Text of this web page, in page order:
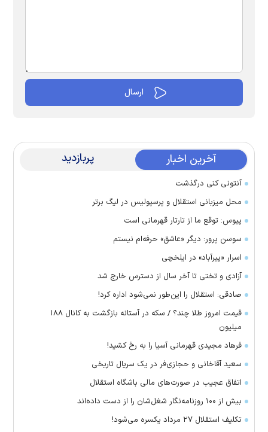
آخرین اخبار پربازدید
آنتونی کنی درگذشت
محل میزبانی استقلال و پرسپولیس در لیگ برتر
پیوس: توقع ما از تارتار قهرمانی است
سوسن پرور: دیگر «عاشق» حرفه‌ام نیستم
اسرار «پیرآباد» در ایلخچی
آزادی و تختی تا آخر سال از دسترس خارج شد
صادقی: استقلال را این‌طور نمی‌شود اداره کرد!
قیمت امروز طلا چند؟ / سکه در آستانه بازگشت به کانال ۱۸۸
میلیون
فرهاد مجیدی قهرمانی آسیا را به رخ کشید!
سعید آقاخانی و حجازی‌فر در یک سریال تاریخی
اتفاق عجیب در صورت‌های مالی باشگاه استقلال
بیش از ۱۰۰ روزنامه‌نگار شغل‌شان را از دست داده‌اند
تکلیف استقلال ۲۷ مرداد یکسره می‌شود!